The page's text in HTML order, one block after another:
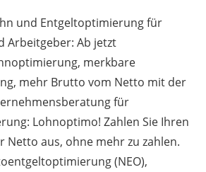
und Entgeltoptimierung für
Arbeitgeber: Ab jetzt
merkbare
mehr Brutto vom Netto mit der
für
: Lohnoptimo! Zahlen Sie Ihren
aus, ohne mehr zu zahlen.
(NEO),